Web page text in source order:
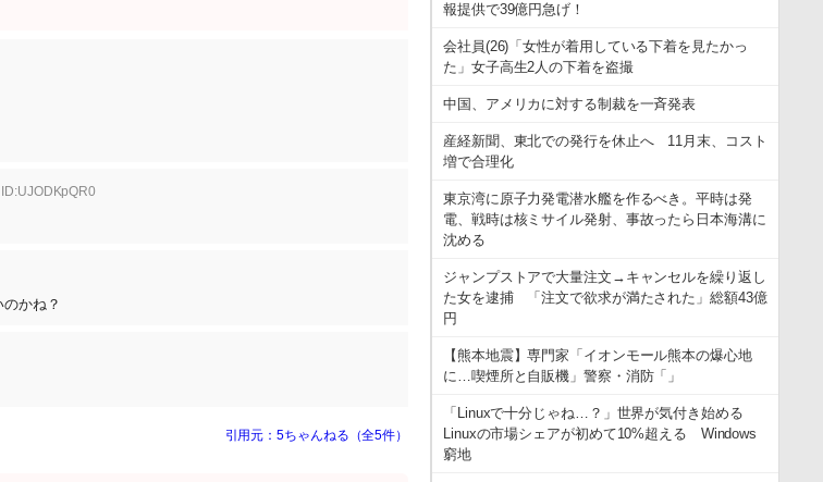
かね？
引用元：5ちゃんねる（全5件）
報提供で39億円急げ！
会社員(26)「女性が着用している下着を見たかっ
た」女子高生2人の下着を盗撮
中国、アメリカに対する制裁を一斉発表
産経新聞、東北での発行を休止へ 11月末、コスト
増で合理化
東京湾に原子力発電潜水艦を作るべき。平時は発
電、戦時は核ミサイル発射、事故ったら日本海溝に
沈める
ジャンプストアで大量注文→キャンセルを繰り返し
た女を逮捕 「注文で欲求が満たされた」総額43億
円
【熊本地震】専門家「イオンモール熊本の爆心地
に…喫煙所と自販機」警察・消防「」
「Linuxで十分じゃね…？」世界が気付き始める
Linuxの市場シェアが初めて10%超える Windows
窮地